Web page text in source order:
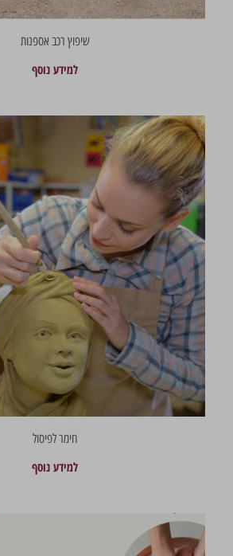
שיפוץ רכב אספנות
למידע נוסף
חימר לפיסול
למידע נוסף